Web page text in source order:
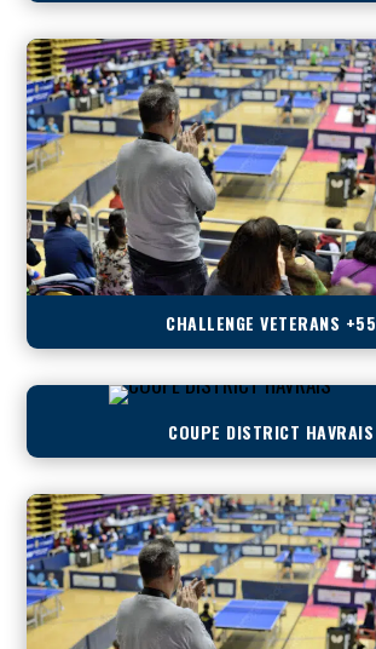
CHALLENGE VETERANS +55
COUPE DISTRICT HAVRAIS